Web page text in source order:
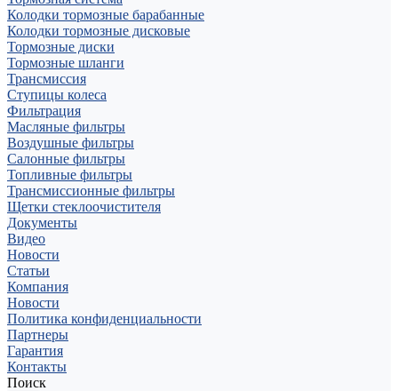
Колодки тормозные барабанные
Колодки тормозные дисковые
Тормозные диски
Тормозные шланги
Трансмиссия
Ступицы колеса
Фильтрация
Масляные фильтры
Воздушные фильтры
Салонные фильтры
Топливные фильтры
Трансмиссионные фильтры
Щетки стеклоочистителя
Документы
Видео
Новости
Статьи
Компания
Новости
Политика конфиденциальности
Партнеры
Гарантия
Контакты
Поиск